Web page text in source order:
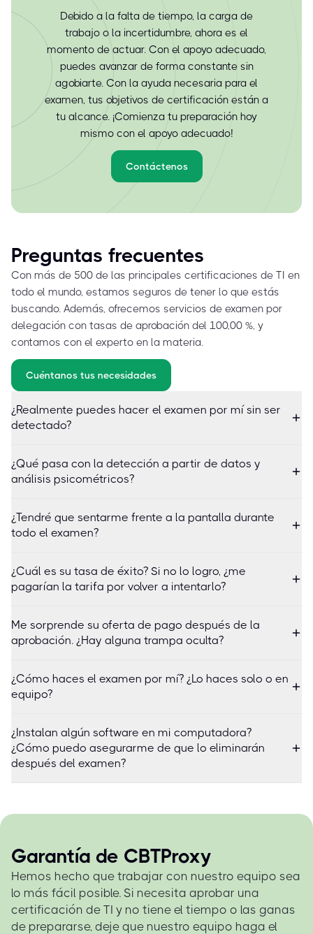
Debido a la falta de tiempo, la carga de
trabajo o la incertidumbre, ahora es el
momento de actuar. Con el apoyo adecuado,
puedes avanzar de forma constante sin
agobiarte. Con la ayuda necesaria para el
examen, tus objetivos de certificación están a
tu alcance. ¡Comienza tu preparación hoy
mismo con el apoyo adecuado!
Contáctenos
Preguntas frecuentes
Con más de 500 de las principales certificaciones de TI en
todo el mundo, estamos seguros de tener lo que estás
buscando. Además, ofrecemos servicios de examen por
delegación con tasas de aprobación del 100,00 %, y
contamos con el experto en la materia.
Cuéntanos tus necesidades
¿Realmente puedes hacer el examen por mí sin ser
detectado?
¿Qué pasa con la detección a partir de datos y
análisis psicométricos?
¿Tendré que sentarme frente a la pantalla durante
todo el examen?
¿Cuál es su tasa de éxito? Si no lo logro, ¿me
pagarían la tarifa por volver a intentarlo?
Me sorprende su oferta de pago después de la
aprobación. ¿Hay alguna trampa oculta?
¿Cómo haces el examen por mí? ¿Lo haces solo o en
equipo?
¿Instalan algún software en mi computadora?
¿Cómo puedo asegurarme de que lo eliminarán
después del examen?
Garantía de CBTProxy
Hemos hecho que trabajar con nuestro equipo sea
lo más fácil posible. Si necesita aprobar una
certificación de TI y no tiene el tiempo o las ganas
de prepararse, deje que nuestro equipo haga el